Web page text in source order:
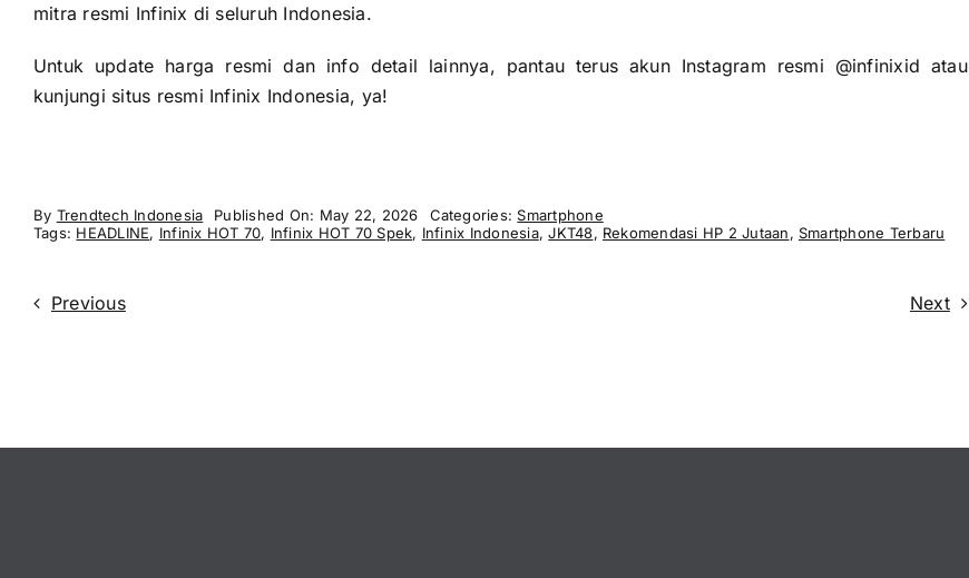
mitra resmi Infinix di seluruh Indonesia.
Untuk update harga resmi dan info detail lainnya, pantau terus akun Instagram resmi @infinixid atau
kunjungi situs resmi Infinix Indonesia, ya!
By Trendtech Indonesia Published On: May 22, 2026 Categories:Smartphone
Tags: HEADLINE, Infinix HOT 70, Infinix HOT 70 Spek, Infinix Indonesia,JKT48, Rekomendasi HP 2 Jutaan, Smartphone Terbaru
Previous Next